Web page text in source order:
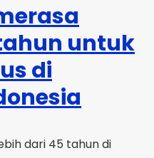
untuk
di
dari 45 tahun di